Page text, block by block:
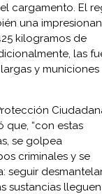
cargamento. El
una
kilogramos de
las
y municiones
que, “con estas
se golpea
criminales y se
seguir
sustancias